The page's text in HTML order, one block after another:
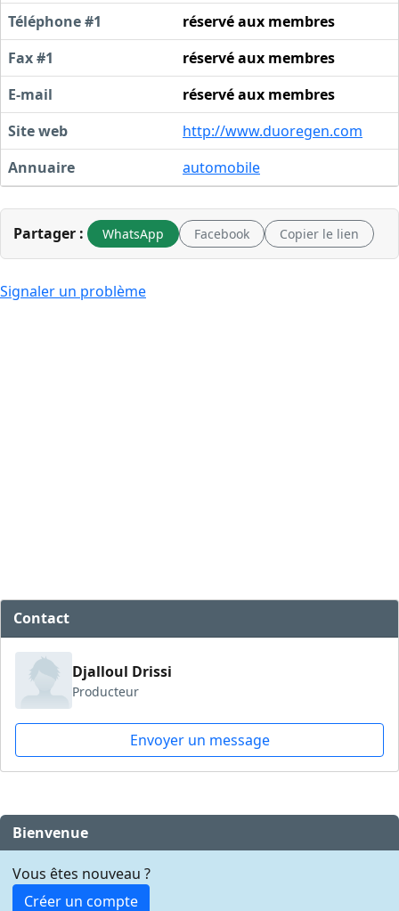
Téléphone #1
réservé aux membres
Fax #1
réservé aux membres
E-mail
réservé aux membres
Site web
http://www.duoregen.com
Annuaire
automobile
Partager : WhatsApp Facebook Copier le lien
Signaler un problème
Contact
Djalloul Drissi
Producteur
Envoyer un message
Bienvenue
Vous êtes nouveau ?
Créer un compte